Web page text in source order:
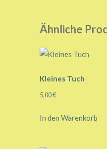
Ähnliche
Kleines Tuch
5,00€
In den Warenkorb